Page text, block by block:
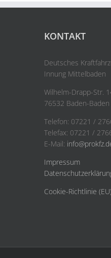
KONTAKT
Deutsches
Innung Mittelbaden
Wilhelm-Drapp-Str.
76532 Baden-Baden
Telefon: 07221 /
Telefax: 07221 /
E-Mail:
Impressum
Cookie-Richtlinie